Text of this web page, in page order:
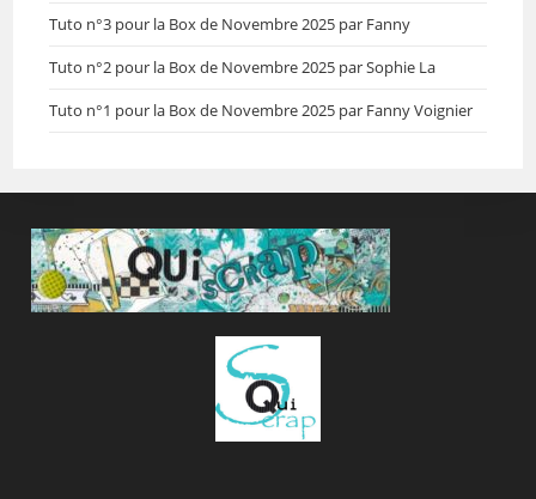
Tuto n°3 pour la Box de Novembre 2025 par Fanny
Tuto n°2 pour la Box de Novembre 2025 par Sophie La
Tuto n°1 pour la Box de Novembre 2025 par Fanny Voignier